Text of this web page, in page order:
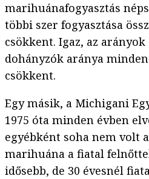
marihuánafogyasztás
többi szer fogyasztása
csökkent. Igaz, az
dohányzók aránya
csökkent.
Egy másik, a Michigani
1975 óta minden évben
egyébként soha nem volt
marihuána a fiatal
idősebb, de 30 évesnél